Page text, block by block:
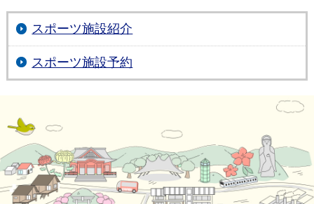
スポーツ施設紹介
スポーツ施設予約